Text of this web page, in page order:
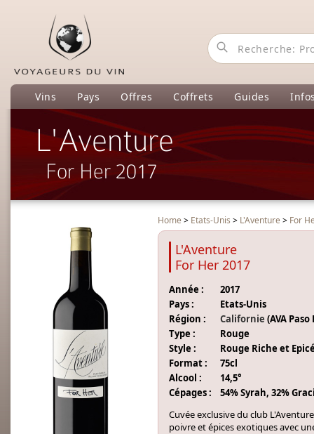
Vins Pays Offres Coffrets Guides
L'Aventure
For Her 2017
Home > Etats-Unis > L'Aventure > For
L'Aventure
For Her 2017
Année :
2017
Pays :
Etats-Unis
Région :
Californie (AVA Paso
Type :
Rouge
Style :
Rouge Riche et
Format :
75cl
Alcool :
14,5°
Cépages :
54% Syrah, 32%
Cuvée exclusive du club
poivre et épices exotiques avec